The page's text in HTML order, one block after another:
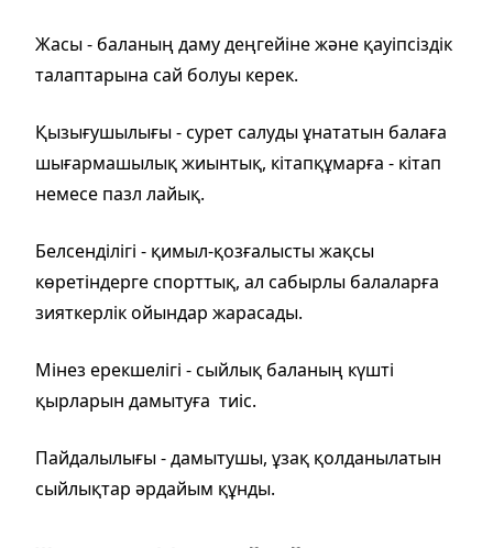
Жасы - баланың даму деңгейіне және қауіпсіздік
талаптарына сай болуы керек.
Қызығушылығы - сурет салуды ұнататын балаға
шығармашылық жиынтық, кітапқұмарға - кітап
немесе пазл лайық.
Белсенділігі - қимыл-қозғалысты жақсы
көретіндерге спорттық, ал сабырлы балаларға
зияткерлік ойындар жарасады.
Мінез ерекшелігі - сыйлық баланың күшті
қырларын дамытуға тиіс.
Пайдалылығы - дамытушы, ұзақ қолданылатын
сыйлықтар әрдайым құнды.